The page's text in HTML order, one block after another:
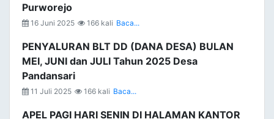
Purworejo
16 Juni 2025 166 kali Baca...
PENYALURAN BLT DD (DANA DESA) BULAN
MEI, JUNI dan JULI Tahun 2025 Desa
Pandansari
11 Juli 2025 166 kali Baca...
APEL PAGI HARI SENIN DI HALAMAN KANTOR